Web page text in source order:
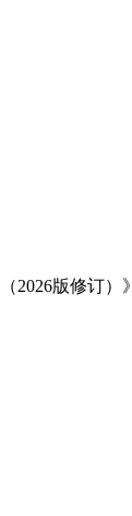
2026版修订）》